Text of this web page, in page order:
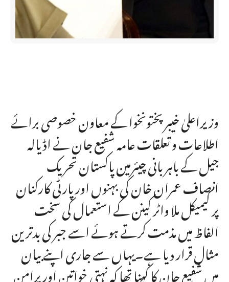
وزیراعلیٰ خیبرپختونخوا کے معاون خصوصی برائے
اطلاعات و تعلقات عامہ شفیع جان نے اڈیالہ
جیل کے باہر بانی چیئرمین پاکستان تحریک
انصاف عمران خان کی بہنوں اور پارٹی کارکنان
پر کیمیکل ملا واٹر کینن کے استعمال کی سخت
الفاظ میں مذمت کرتے ہوئے اسے جبر کی بدترین
مثال قرار دیا ہے۔یہاں سے جاری اپنے بیان
میں شفیع جان کا کہنا تھا کہ نہتی خواتین اور پرامن